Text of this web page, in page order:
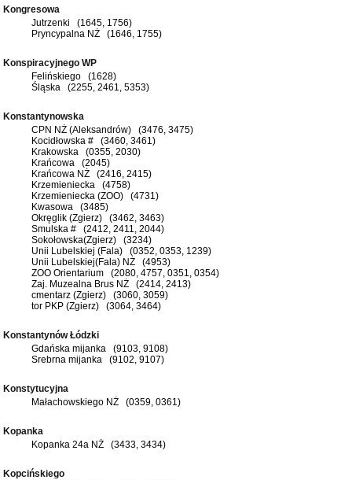
Kongresowa
Jutrzenki (1645, 1756)
Pryncypalna NŻ (1646, 1755)
Konspiracyjnego WP
Felińskiego (1628)
Śląska (2255, 2461, 5353)
Konstantynowska
CPN NŻ (Aleksandrów) (3476, 3475)
Kocidłowska # (3460, 3461)
Krakowska (0355, 2030)
Krańcowa (2045)
Krańcowa NŻ (2416, 2415)
Krzemieniecka (4758)
Krzemieniecka (ZOO) (4731)
Kwasowa (3485)
Okręglik (Zgierz) (3462, 3463)
Smulska # (2412, 2411, 2044)
Sokołowska(Zgierz) (3234)
Unii Lubelskiej (Fala) (0352, 0353, 1239)
Unii Lubelskiej(Fala) NŻ (4953)
ZOO Orientarium (2080, 4757, 0351, 0354)
Zaj. Muzealna Brus NŻ (2414, 2413)
cmentarz (Zgierz) (3060, 3059)
tor PKP (Zgierz) (3064, 3464)
Konstantynów Łódzki
Gdańska mijanka (9103, 9108)
Srebrna mijanka (9102, 9107)
Konstytucyjna
Małachowskiego NŻ (0359, 0361)
Kopanka
Kopanka 24a NŻ (3433, 3434)
Kopcińskiego